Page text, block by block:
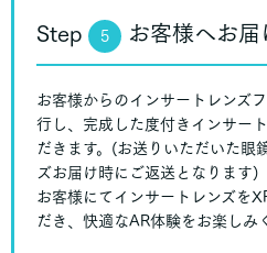
Step 5 お客様へお届
お客様からのインサートレンズ
行し、完成した度付きインサー
だきます。(お送りいただいた眼
ズお届け時にご返送となります)
お客様にてインサートレンズを
だき、快適なAR体験をお楽しみ